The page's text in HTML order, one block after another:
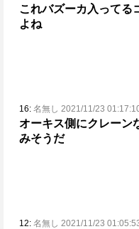
これバズーカ入ってる
よね
16: 名無し 2021/11/23
オーキス側にクレーン
みそうだ
12: 名無し 2021/11/23